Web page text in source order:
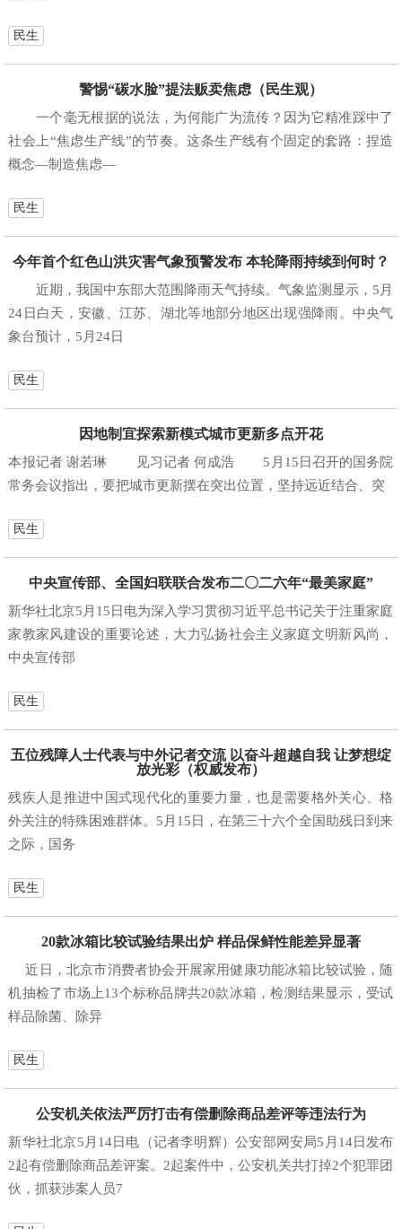
民生
警惕“碳水脸”提法贩卖焦虑（民生观）
一个毫无根据的说法，为何能广为流传？因为它精准踩中了
社会上“焦虑生产线”的节奏。这条生产线有个固定的套路：捏造
概念—制造焦虑—
民生
今年首个红色山洪灾害气象预警发布 本轮降雨持续到何时？
近期，我国中东部大范围降雨天气持续。气象监测显示，5月
24日白天，安徽、江苏、湖北等地部分地区出现强降雨。中央气
象台预计，5月24日
民生
因地制宜探索新模式城市更新多点开花
本报记者 谢若琳 见习记者 何成浩 5月15日召开的国务院
常务会议指出，要把城市更新摆在突出位置，坚持远近结合、突
民生
中央宣传部、全国妇联联合发布二〇二六年“最美家庭”
新华社北京5月15日电为深入学习贯彻习近平总书记关于注重家庭
家教家风建设的重要论述，大力弘扬社会主义家庭文明新风尚，
中央宣传部
民生
五位残障人士代表与中外记者交流 以奋斗超越自我 让梦想绽
放光彩（权威发布）
残疾人是推进中国式现代化的重要力量，也是需要格外关心、格
外关注的特殊困难群体。5月15日，在第三十六个全国助残日到来
之际，国务
民生
20款冰箱比较试验结果出炉 样品保鲜性能差异显著
近日，北京市消费者协会开展家用健康功能冰箱比较试验，随
机抽检了市场上13个标称品牌共20款冰箱，检测结果显示，受试
样品除菌、除异
民生
公安机关依法严厉打击有偿删除商品差评等违法行为
新华社北京5月14日电（记者李明辉）公安部网安局5月14日发布
2起有偿删除商品差评案。2起案件中，公安机关共打掉2个犯罪团
伙，抓获涉案人员7